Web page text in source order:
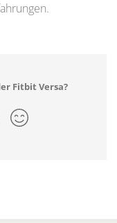
Fitbit Versa?